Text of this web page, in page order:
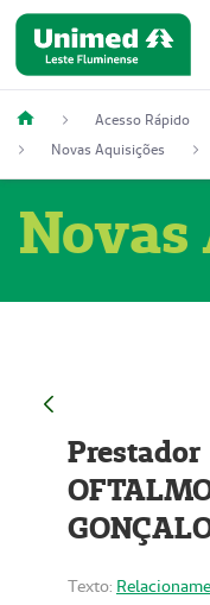
Acesso Rápido
Novas Aquisições
Novas
Prestador
Texto: